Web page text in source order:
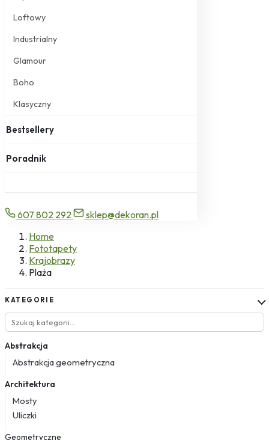
Loftowy
Industrialny
Glamour
Boho
Klasyczny
Bestsellery
Poradnik
607 802 292
sklep@dekoran.pl
Home
Fototapety
Krajobrazy
Plaża
KATEGORIE
Abstrakcja
Abstrakcja geometryczna
Architektura
Mosty
Uliczki
Geometryczne